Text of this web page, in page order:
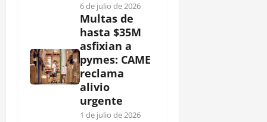
6 de julio de 2026
Multas de
hasta $35M
asfixian a
pymes: CAME
reclama
alivio
urgente
1 de julio de 2026